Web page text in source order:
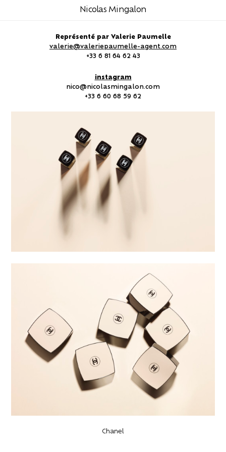
Nicolas Mingalon
Représenté par Valerie Paumelle
valerie@valeriepaumelle-agent.com
+33 6 81 64 62 43
instagram
nico@nicolasmingalon.com
+33 6 60 68 59 62
Chanel